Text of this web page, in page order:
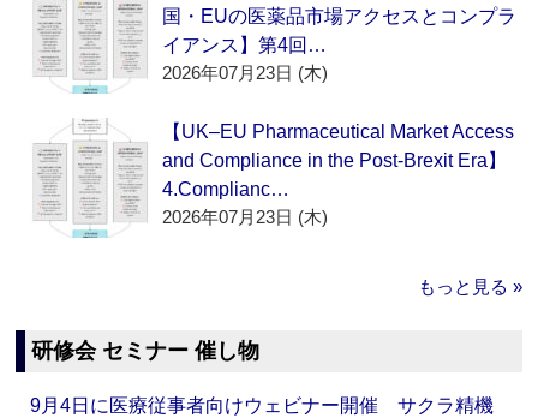
国・EUの医薬品市場アクセスとコンプラ
イアンス】第4回…
2026年07月23日 (木)
【UK–EU Pharmaceutical Market Access
and Compliance in the Post-Brexit Era】
4.Complianc…
2026年07月23日 (木)
もっと見る »
研修会 セミナー 催し物
9月4日に医療従事者向けウェビナー開催 サクラ精機